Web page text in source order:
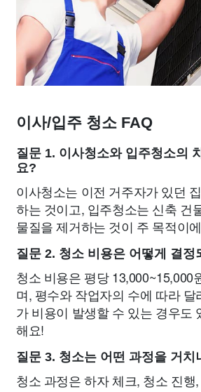
이사/입주 청소 FAQ
질문 1. 이사청소와 입주청소의
요?
이사청소는 이전 거주자가 있던
하는 것이고, 입주청소는 신축 건
물질을 제거하는 것이 주 목적이
질문 2. 청소 비용은 어떻게 결정
청소 비용은 평당 13,000~15,000
며, 평수와 작업자의 수에 따라 달
가 비용이 발생할 수 있는 경우도
해요!
질문 3. 청소는 어떤 과정을 거치
청소 과정은 하자 체크, 청소 진행